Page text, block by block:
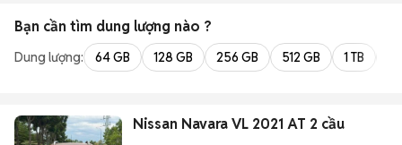
Bạn cần tìm dung lượng nào ?
Dung lượng: 64 GB 128 GB 256 GB 512 GB 1 TB
Nissan Navara VL 2021 AT 2 cầu